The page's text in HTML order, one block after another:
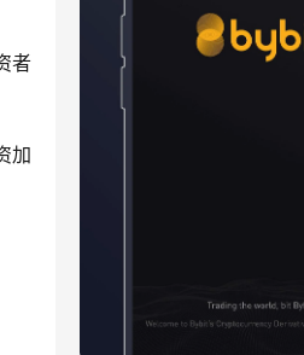
者
加